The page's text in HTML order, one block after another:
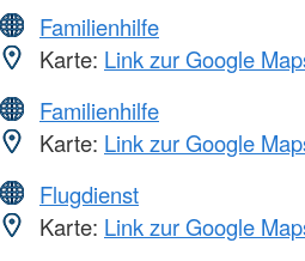
Familienhilfe
Karte: Link zur Google
Familienhilfe
Karte: Link zur Google
Flugdienst
Karte: Link zur Google